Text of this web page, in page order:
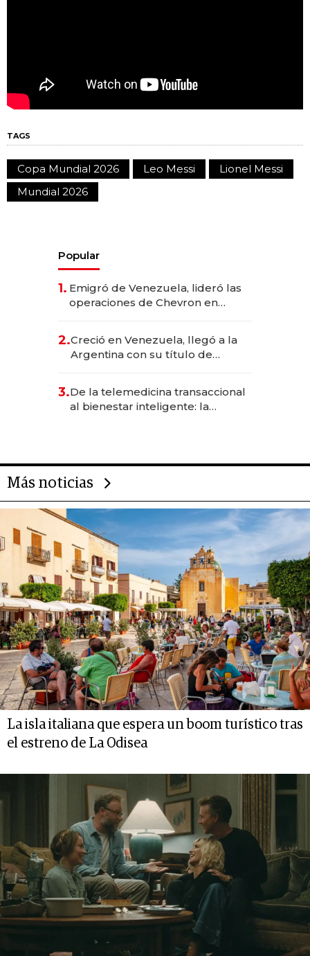
TAGS
Copa Mundial 2026 Leo Messi
Lionel Messi
Mundial 2026
Popular
1. Emigró de Venezuela, lideró las
operaciones de Chevron en
2.Creció en Venezuela, llegó a la
Argentina con su título de
las marcas "fast premium"
3.De la telemedicina transaccional
al bienestar inteligente: la
Más noticias
La isla italiana que espera un boom turístico tras
el estreno de La Odisea